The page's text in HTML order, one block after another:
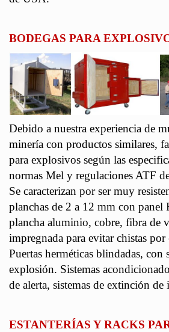
BODEGAS PARA
Debido a nuestra experiencia de
minería con productos similares,
para explosivos según las
normas Mel y regulaciones ATF
Se caracterizan por ser muy
planchas de 2 a 12 mm con
plancha aluminio, cobre, fibra de
impregnada para evitar chistas por
Puertas herméticas blindadas, con
explosión. Sistemas
de alerta, sistemas de extinción de
ESTANTERÍAS Y RACKS